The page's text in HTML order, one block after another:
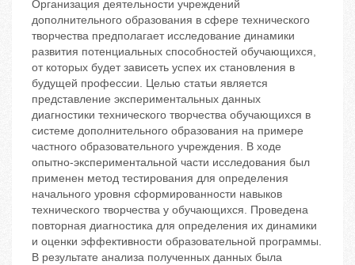
Организация деятельности учреждений
дополнительного образования в сфере технического
творчества предполагает исследование динамики
развития потенциальных способностей обучающихся,
от которых будет зависеть успех их становления в
будущей профессии. Целью статьи является
представление экспериментальных данных
диагностики технического творчества обучающихся в
системе дополнительного образования на примере
частного образовательного учреждения. В ходе
опытно-экспериментальной части исследования был
применен метод тестирования для определения
начального уровня сформированности навыков
технического творчества у обучающихся. Проведена
повторная диагностика для определения их динамики
и оценки эффективности образовательной программы.
В результате анализа полученных данных была